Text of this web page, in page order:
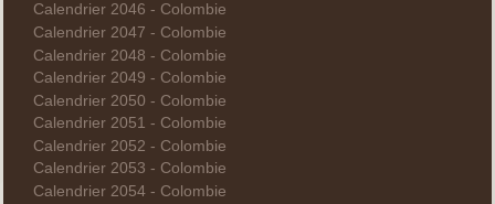
Calendrier 2046 - Colombie
Calendrier 2047 - Colombie
Calendrier 2048 - Colombie
Calendrier 2049 - Colombie
Calendrier 2050 - Colombie
Calendrier 2051 - Colombie
Calendrier 2052 - Colombie
Calendrier 2053 - Colombie
Calendrier 2054 - Colombie